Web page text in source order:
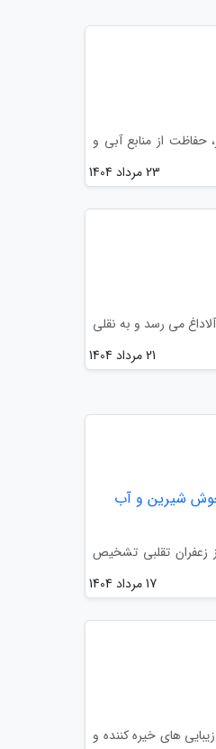
حفاظت از منابع آبی و
23 مرداد 1404
می رسد و به نقلی
21 مرداد 1404
جوش شیرین و آب
زعفران تقلبی تشخیص
17 مرداد 1404
های خیره کننده و